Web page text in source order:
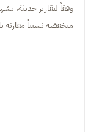
وفقاً لتقارير حديثة،
منخفضة نسبياً مقارنة